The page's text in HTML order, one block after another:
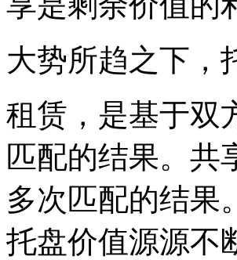
大势所趋之下，
租赁，是基于双
匹配的结果。共
多次匹配的结果
托盘价值源源不